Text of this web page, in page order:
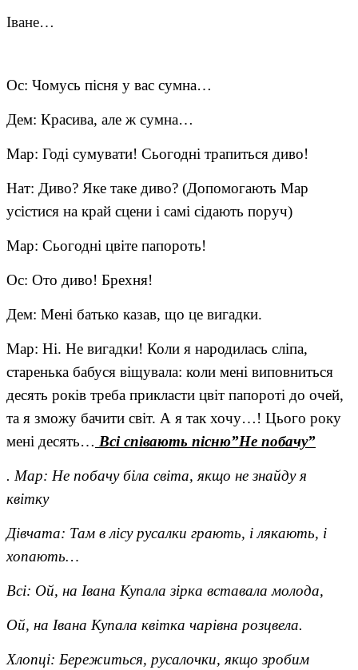
Іване…
Ос: Чомусь пісня у вас сумна…
Дем: Красива, але ж сумна…
Мар: Годі сумувати! Сьогодні трапиться диво!
Нат: Диво? Яке таке диво? (Допомогають Мар
усістися на край сцени і самі сідають поруч)
Мар: Сьогодні цвіте папороть!
Ос: Ото диво! Брехня!
Дем: Мені батько казав, що це вигадки.
Мар: Ні. Не вигадки! Коли я народилась сліпа,
старенька бабуся віщувала: коли мені виповниться
десять років треба прикласти цвіт папороті до очей,
та я зможу бачити світ. А я так хочу…! Цього року
мені десять… Всі співають пісню”Не побачу”
. Мар: Не побачу біла світа, якщо не знайду я
квітку
Дівчата: Там в лісу русалки грають, і лякають, і
хопають…
Всі: Ой, на Івана Купала зірка вставала молода,
Ой, на Івана Купала квітка чарівна розцвела.
Хлопці: Бережиться, русалочки, якщо зробим